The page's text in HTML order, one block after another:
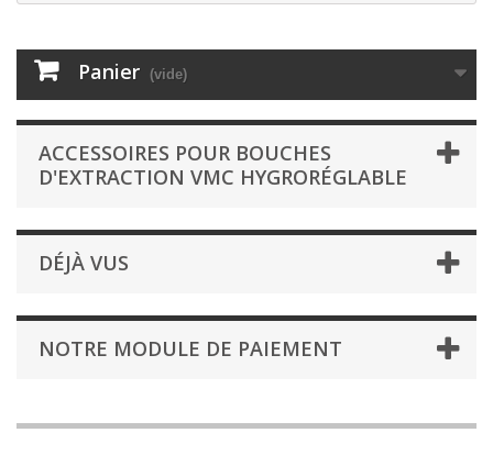
Panier (vide)
ACCESSOIRES POUR BOUCHES
D'EXTRACTION VMC HYGRORÉGLABLE
DÉJÀ VUS
NOTRE MODULE DE PAIEMENT